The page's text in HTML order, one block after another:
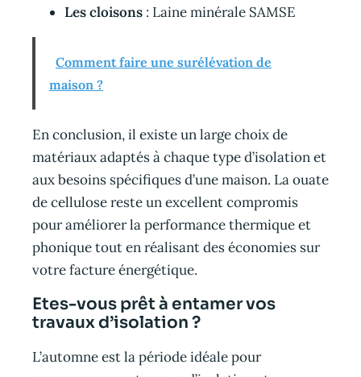
Les cloisons : Laine minérale SAMSE
Comment faire une surélévation de
maison ?
En conclusion, il existe un large choix de
matériaux adaptés à chaque type d’isolation et
aux besoins spécifiques d’une maison. La ouate
de cellulose reste un excellent compromis
pour améliorer la performance thermique et
phonique tout en réalisant des économies sur
votre facture énergétique.
Etes-vous prêt à entamer vos
travaux d’isolation ?
L’automne est la période idéale pour